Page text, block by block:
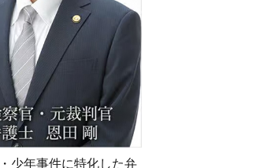
少年事件に特化した弁